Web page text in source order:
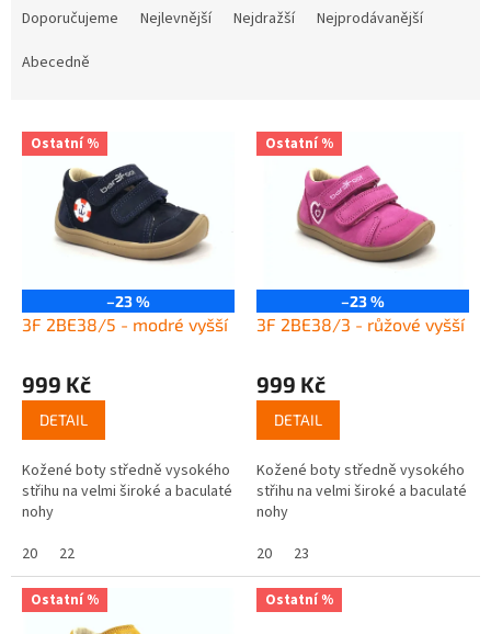
p
Doporučujeme Nejlevnější Nejdražší
Nejprodávanější
Abecedně
V Ostatní %
–23 %
3F 2BE38/5 - modré vyšší
999 Kč
DETAIL
Kožené boty středně vysokého
střihu na velmi široké a baculaté
nohy
20
22
Ostatní %
–23 %
3F 2BE38/3 - růžové vyšší
999 Kč
DETAIL
Kožené boty středně vysokého
střihu na velmi široké a baculaté
nohy
20
23
Ostatní % Ostatní %